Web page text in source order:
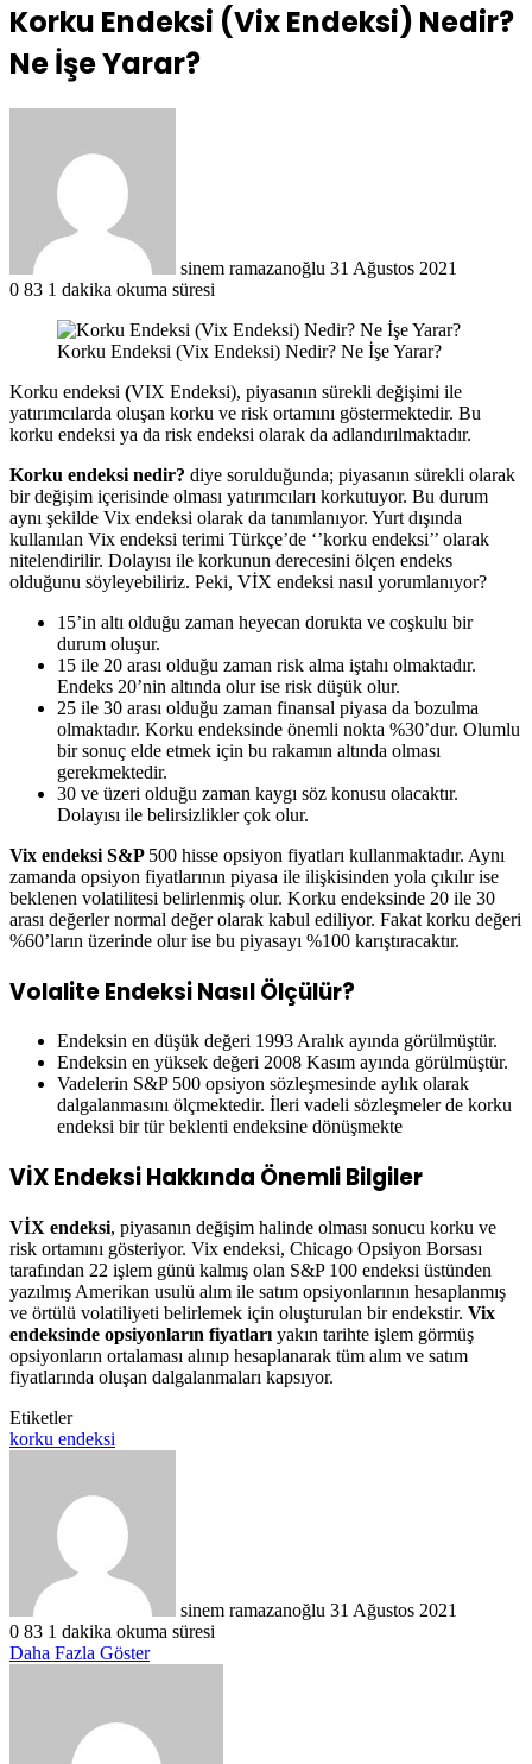
Korku Endeksi (Vix Endeksi) Nedir?
Ne İşe Yarar?
sinem ramazanoğlu 31 Ağustos 2021
0 83 1 dakika okuma süresi
Korku Endeksi (Vix Endeksi) Nedir? Ne İşe Yarar?
Korku endeksi (VIX Endeksi), piyasanın sürekli değişimi ile
yatırımcılarda oluşan korku ve risk ortamını göstermektedir. Bu
korku endeksi ya da risk endeksi olarak da adlandırılmaktadır.
Korku endeksi nedir? diye sorulduğunda; piyasanın sürekli olarak
bir değişim içerisinde olması yatırımcıları korkutuyor. Bu durum
aynı şekilde Vix endeksi olarak da tanımlanıyor. Yurt dışında
kullanılan Vix endeksi terimi Türkçe’de ‘’korku endeksi’’ olarak
nitelendirilir. Dolayısı ile korkunun derecesini ölçen endeks
olduğunu söyleyebiliriz. Peki, VİX endeksi nasıl yorumlanıyor?
15’in altı olduğu zaman heyecan dorukta ve coşkulu bir
durum oluşur.
15 ile 20 arası olduğu zaman risk alma iştahı olmaktadır.
Endeks 20’nin altında olur ise risk düşük olur.
25 ile 30 arası olduğu zaman finansal piyasa da bozulma
olmaktadır. Korku endeksinde önemli nokta %30’dur. Olumlu
bir sonuç elde etmek için bu rakamın altında olması
gerekmektedir.
30 ve üzeri olduğu zaman kaygı söz konusu olacaktır.
Dolayısı ile belirsizlikler çok olur.
Vix endeksi S&P 500 hisse opsiyon fiyatları kullanmaktadır. Aynı
zamanda opsiyon fiyatlarının piyasa ile ilişkisinden yola çıkılır ise
beklenen volatilitesi belirlenmiş olur. Korku endeksinde 20 ile 30
arası değerler normal değer olarak kabul ediliyor. Fakat korku değeri
%60’ların üzerinde olur ise bu piyasayı %100 karıştıracaktır.
Volalite Endeksi Nasıl Ölçülür?
Endeksin en düşük değeri 1993 Aralık ayında görülmüştür.
Endeksin en yüksek değeri 2008 Kasım ayında görülmüştür.
Vadelerin S&P 500 opsiyon sözleşmesinde aylık olarak
dalgalanmasını ölçmektedir. İleri vadeli sözleşmeler de korku
endeksi bir tür beklenti endeksine dönüşmekte
VİX Endeksi Hakkında Önemli Bilgiler
VİX endeksi, piyasanın değişim halinde olması sonucu korku ve
risk ortamını gösteriyor. Vix endeksi, Chicago Opsiyon Borsası
tarafından 22 işlem günü kalmış olan S&P 100 endeksi üstünden
yazılmış Amerikan usulü alım ile satım opsiyonlarının hesaplanmış
ve örtülü volatiliyeti belirlemek için oluşturulan bir endekstir. Vix
endeksinde opsiyonların fiyatları yakın tarihte işlem görmüş
opsiyonların ortalaması alınıp hesaplanarak tüm alım ve satım
fiyatlarında oluşan dalgalanmaları kapsıyor.
Etiketler
korku endeksi
sinem ramazanoğlu 31 Ağustos 2021
0 83 1 dakika okuma süresi
Daha Fazla Göster